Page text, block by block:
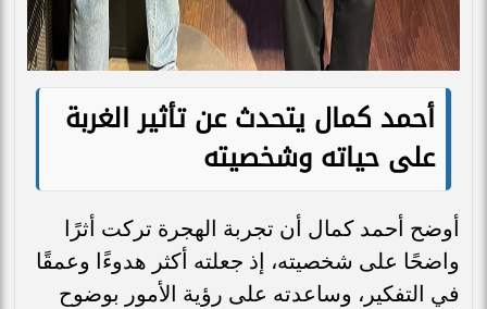
أحمد كمال يتحدث عن تأثير الغربة
على حياته وشخصيته
أوضح أحمد كمال أن تجربة الهجرة تركت أثرًا
واضحًا على شخصيته، إذ جعلته أكثر هدوءًا وعمقًا
في التفكير، وساعدته على رؤية الأمور بوضوح